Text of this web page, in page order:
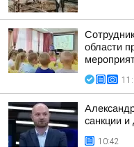
области
санкции
10:42